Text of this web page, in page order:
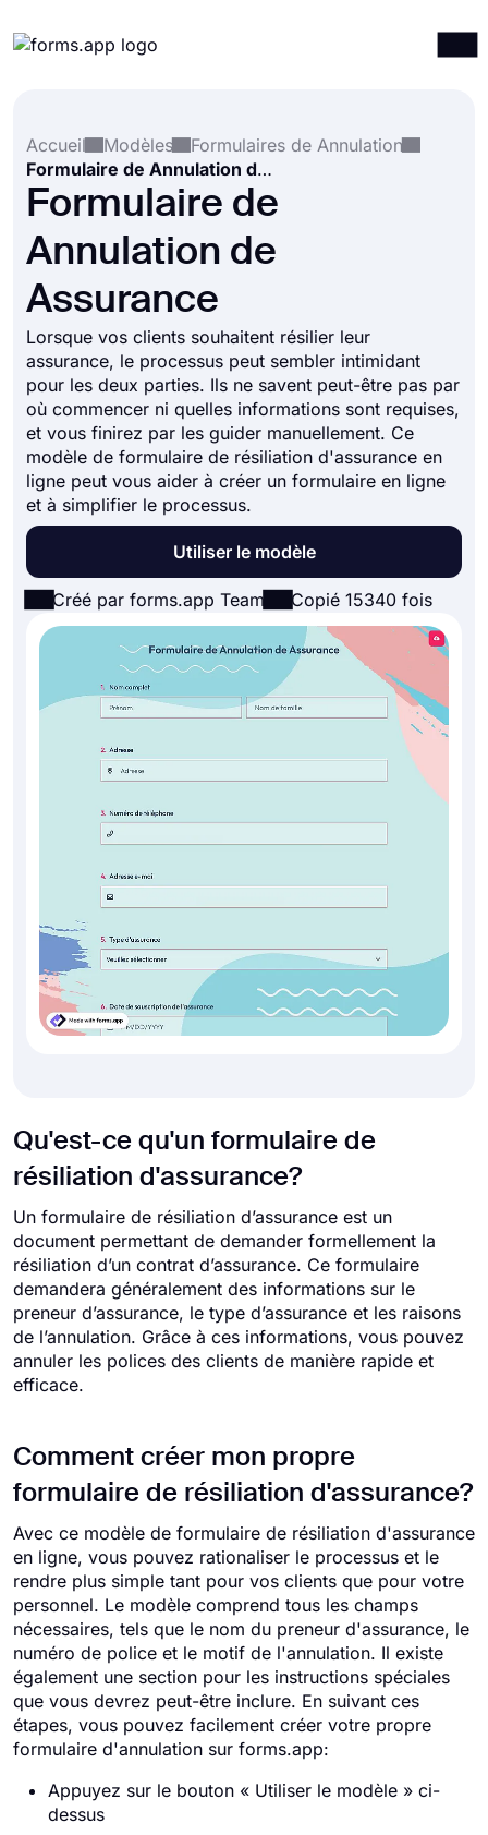
Intégrations
Modèles
Ressources
Accueil
Modèles
Formulaires de Annulation
Formulaire de Annulation de Assurance
Formulaire de
Annulation de
Assurance
Lorsque vos clients souhaitent résilier leur
assurance, le processus peut sembler intimidant
pour les deux parties. Ils ne savent peut-être pas par
où commencer ni quelles informations sont requises,
et vous finirez par les guider manuellement. Ce
modèle de formulaire de résiliation d'assurance en
ligne peut vous aider à créer un formulaire en ligne
et à simplifier le processus.
Utiliser le modèle
Créé par forms.app Team Copié 15340 fois
Qu'est-ce qu'un formulaire de
résiliation d'assurance?
Un formulaire de résiliation d’assurance est un
document permettant de demander formellement la
résiliation d’un contrat d’assurance. Ce formulaire
demandera généralement des informations sur le
preneur d’assurance, le type d’assurance et les raisons
de l’annulation. Grâce à ces informations, vous pouvez
annuler les polices des clients de manière rapide et
efficace.
Comment créer mon propre
formulaire de résiliation d'assurance?
Avec ce modèle de formulaire de résiliation d'assurance
en ligne, vous pouvez rationaliser le processus et le
rendre plus simple tant pour vos clients que pour votre
personnel. Le modèle comprend tous les champs
nécessaires, tels que le nom du preneur d'assurance, le
numéro de police et le motif de l'annulation. Il existe
également une section pour les instructions spéciales
que vous devrez peut-être inclure. En suivant ces
étapes, vous pouvez facilement créer votre propre
formulaire d'annulation sur forms.app:
Appuyez sur le bouton « Utiliser le modèle » ci-
dessus